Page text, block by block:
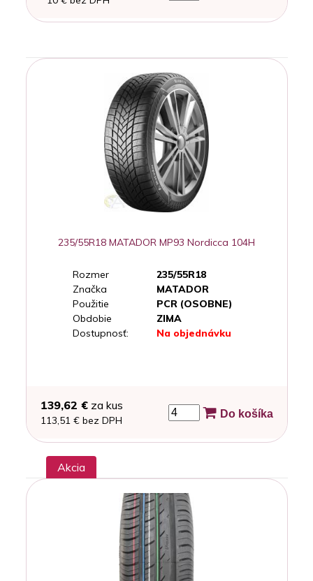
235/55R18 MATADOR MP93 Nordicca 104H
Rozmer
235/55R18
Značka
MATADOR
Použitie
PCR (OSOBNE)
Obdobie
ZIMA
Dostupnosť:
Na objednávku
139,62 €za kus
113,51 € bez DPH
Do košíka
Akcia